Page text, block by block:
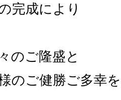
完成により
のご隆盛と
のご健勝ご多幸を